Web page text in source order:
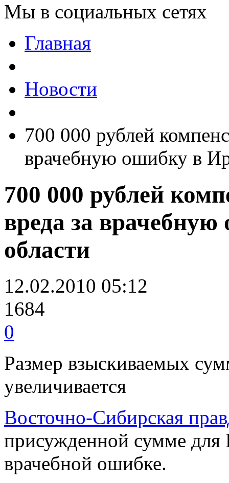
Мы в социальных сетях
Главная
Новости
700 000 рублей
врачебную ошибку в
700 000 рублей
вреда за
области
12.02.2010 05:12
1684
0
Размер взыскиваемых
увеличивается
Восточно-Сибирская
присужденной сумме для
врачебной ошибке.